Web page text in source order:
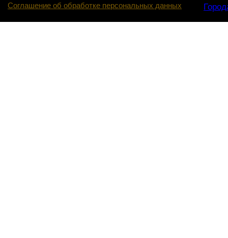
Соглашение об обработке персональных данных